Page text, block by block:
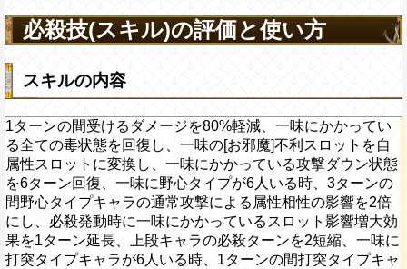
げる
必殺技(スキル)の評価と使い方
スキルの内容
1ターンの間受けるダメージを80%軽減、一味にかかってい
る全ての毒状態を回復し、一味の[お邪魔]不利スロットを自
属性スロットに変換し、一味にかかっている攻撃ダウン状態
を6ターン回復、一味に野心タイプが6人いる時、3ターンの
間野心タイプキャラの通常攻撃による属性相性の影響を2倍
にし、必殺発動時に一味にかかっているスロット影響増大効
果を1ターン延長、上段キャラの必殺ターンを2短縮、一味に
打突タイプキャラが6人いる時、1ターンの間打突タイプキャ